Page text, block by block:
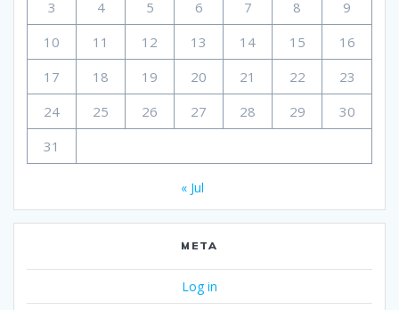
3
4 5 6 7 8
9
10
11 12 13 14 15
16
17
18 19 20 21 22
23
24
25 26 27 28 29
30
31
« Jul
META
Log in